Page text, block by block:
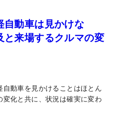
自動車は見かけな
来場するクルマの変
動車を見かけることはほとん
化と共に、状況は確実に変わ